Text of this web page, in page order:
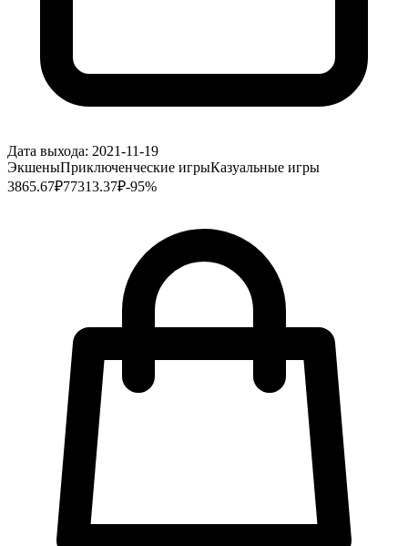
Дата выхода: 2021-11-19
ЭкшеныПриключенческие игрыКазуальные игры
3865.67₽77313.37₽-95%